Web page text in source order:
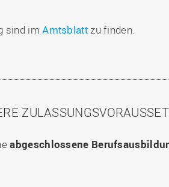
sind imAmtsblattzu finden.
abgeschlossene